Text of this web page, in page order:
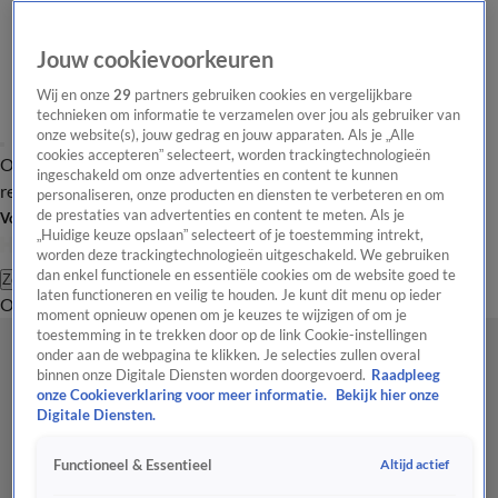
Overzicht Laatste nieuws Regionieuws Het beste van Hart
Tip de
redactie
Volg Hart van Nederland
Zoeken
OverzichtRegioUitzendingenWeerTip de redactiePanelVideo's
Jouw cookievoorkeuren
Wij en onze29 partners gebruiken cookies en vergelijkbare
technieken om informatie te verzamelen over jou als gebruiker van
onze website(s), jouw gedrag en jouw apparaten. Als je „Alle
cookies accepteren” selecteert, worden trackingtechnologieën
ingeschakeld om onze advertenties en content te kunnen
personaliseren, onze producten en diensten te verbeteren en om
de prestaties van advertenties en content te meten. Als je
„Huidige keuze opslaan” selecteert of je toestemming intrekt,
worden deze trackingtechnologieën uitgeschakeld. We gebruiken
dan enkel functionele en essentiële cookies om de website goed te
laten functioneren en veilig te houden. Je kunt dit menu op ieder
moment opnieuw openen om je keuzes te wijzigen of om je
toestemming in te trekken door op de link Cookie-instellingen
onder aan de webpagina te klikken. Je selecties zullen overal
binnen onze Digitale Diensten worden doorgevoerd. Raadpleeg
onze Cookieverklaring voor meer informatie.
Bekijk hier onze
Digitale Diensten.
Functioneel & Essentieel Altijd actief